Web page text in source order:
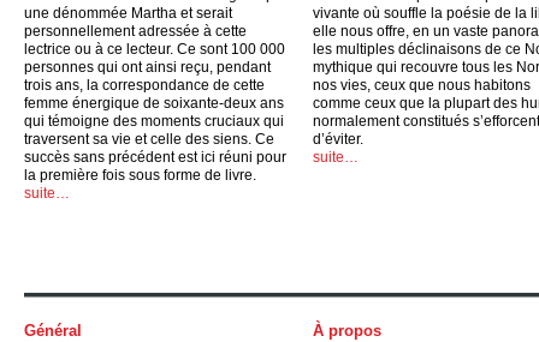
une dénommée Martha et serait
personnellement adressée à cette
lectrice ou à ce lecteur. Ce sont 100 000
personnes qui ont ainsi reçu, pendant
trois ans, la correspondance de cette
femme énergique de soixante-deux ans
qui témoigne des moments cruciaux qui
traversent sa vie et celle des siens. Ce
succès sans précédent est ici réuni pour
la première fois sous forme de livre.
suite…
vivante où souffle la poésie de la
elle nous offre, en un vaste
les multiples déclinaisons de ce
mythique qui recouvre tous les
nos vies, ceux que nous habitons
comme ceux que la plupart des
normalement constitués s’efforcent
d’éviter.
suite…
Général À propos